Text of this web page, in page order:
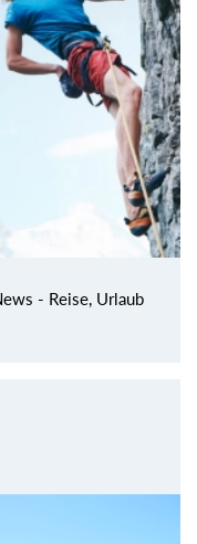
- Reise, Urlaub